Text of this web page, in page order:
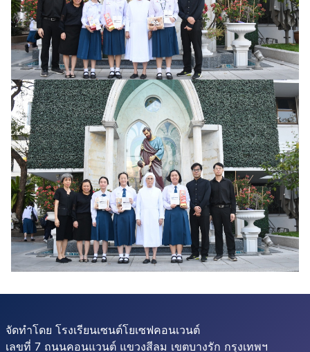
จัดทำโดย โรงเรียนเซนต์โยเซฟคอนเวนต์
เลขที่ 7 ถนนคอนแวนต์ แขวงสีลม เขตบางรัก กรุงเทพฯ